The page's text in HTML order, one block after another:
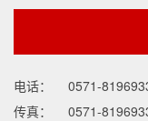
电话：
0571-
传真：
0571-